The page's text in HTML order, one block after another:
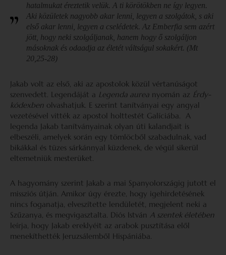
hatalmukat éreztetik velük. A ti körötökben ne így legyen.
Aki közületek nagyobb akar lenni, legyen a szolgátok, s aki
első akar lenni, legyen a cselédetek. Az Emberfia sem azért
jött, hogy neki szolgáljanak, hanem hogy ő szolgáljon
másoknak és odaadja az életét váltságul sokakért. (Mt
20,25-28)
Jakab volt az első, aki az apostolok közül vértanúságot
szenvedett. Legendáját a Legenda aurea nyomán az Érdy-
kódexben olvashatjuk. E szerint tanítványai egy angyal
vezetésével vitték az apostol holttestét Galíciába. A
legenda Jakab tanítványainak olyan úti kalandjait is
elbeszéli, amelyek során egy tömlöcből szabadulnak, vad
bikákkal és tüzes sárkánnyal küzdenek, de végül sikerül
eltemetniük mesterüket.
A hagyomány szerint Jakab a mai Spanyolországig jutott el
missziós útján. Amikor úgy érezte, hogy igehirdetésének
nincs foganatja, elveszítette lendületét, megjelent neki a
Szűzanya, és megvigasztalta. Diós István A szentek életében
leírja, hogy Jakab ereklyéit az arabok pusztítása elől
menekíthették Jeruzsálemből Hispániába.